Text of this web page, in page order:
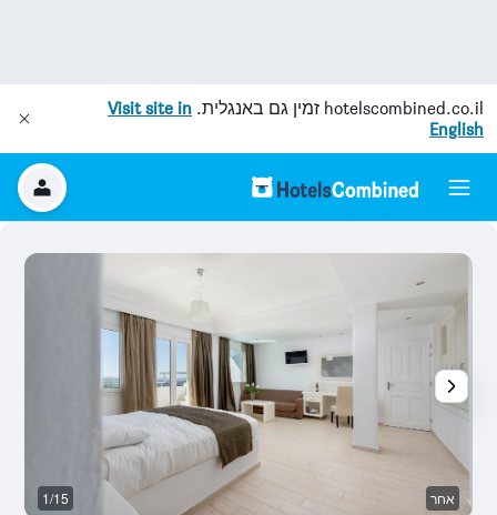
hotelscombined.co.il זמין גם באנגלית. Visit site in
English
אחר 1/15